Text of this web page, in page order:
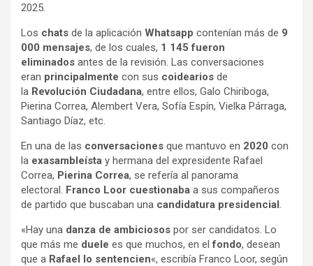
2025.
Los chats de la aplicación Whatsapp contenían más de 9
000 mensajes, de los cuales, 1 145 fueron
eliminados antes de la revisión. Las conversaciones
eran principalmente con sus coidearios de
la Revolución Ciudadana, entre ellos, Galo Chiriboga,
Pierina Correa, Alembert Vera, Sofía Espín, Vielka Párraga,
Santiago Díaz, etc.
En una de las conversaciones que mantuvo en 2020 con
la exasambleísta y hermana del expresidente Rafael
Correa, Pierina Correa, se refería al panorama
electoral. Franco Loor cuestionaba a sus compañeros
de partido que buscaban una candidatura presidencial.
«Hay una danza de ambiciosos por ser candidatos. Lo
que más me duele es que muchos, en elfondo, desean
que a Rafael lo sentencien«, escribía Franco Loor, según